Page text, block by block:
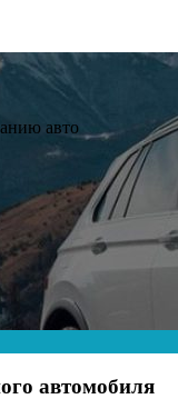
авто
автомобиля